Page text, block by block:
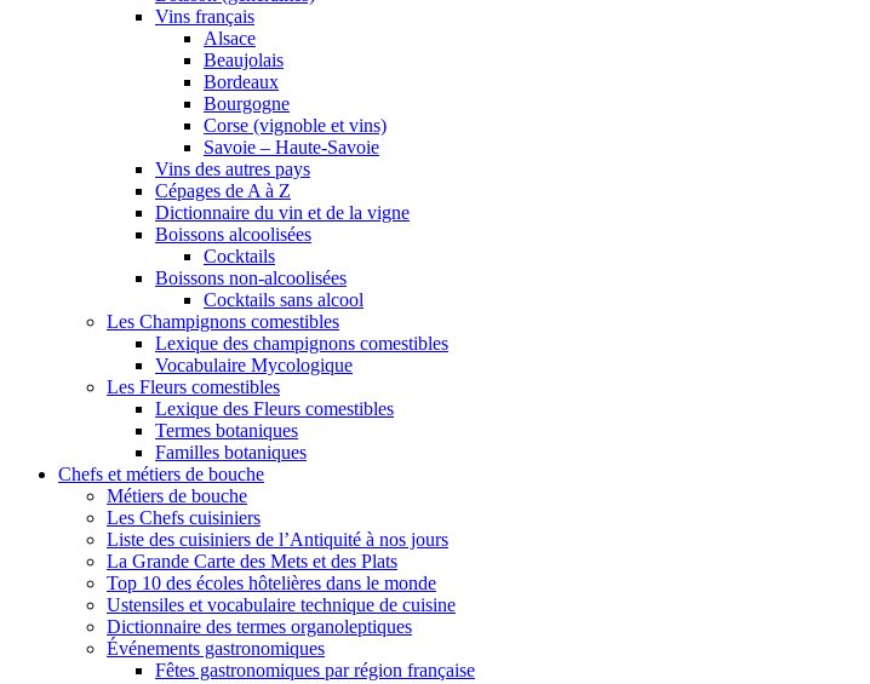
Vins français
Alsace
Beaujolais
Bordeaux
Bourgogne
Corse (vignoble et vins)
Savoie – Haute-Savoie
Vins des autres pays
Cépages de A à Z
Dictionnaire du vin et de la vigne
Boissons alcoolisées
Cocktails
Boissons non-alcoolisées
Cocktails sans alcool
Les Champignons comestibles
Lexique des champignons comestibles
Vocabulaire Mycologique
Les Fleurs comestibles
Lexique des Fleurs comestibles
Termes botaniques
Familles botaniques
Chefs et métiers de bouche
Métiers de bouche
Les Chefs cuisiniers
Liste des cuisiniers de l’Antiquité à nos jours
La Grande Carte des Mets et des Plats
Top 10 des écoles hôtelières dans le monde
Ustensiles et vocabulaire technique de cuisine
Dictionnaire des termes organoleptiques
Événements gastronomiques
Fêtes gastronomiques par région française